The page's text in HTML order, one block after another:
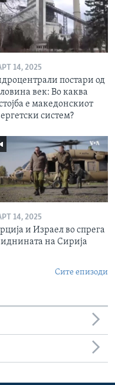
14, 2025
постари од
век: Во каква
е македонскиот
систем?
14, 2025
и Израел во спрега
иднината на Сирија
Сите епизоди